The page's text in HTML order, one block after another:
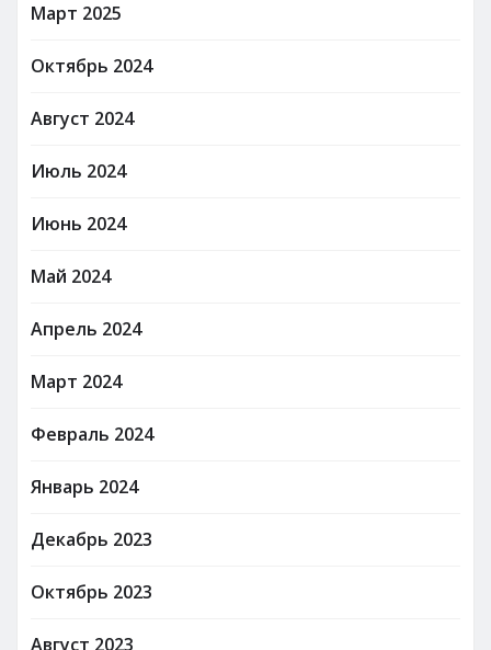
Март 2025
Октябрь 2024
Август 2024
Июль 2024
Июнь 2024
Май 2024
Апрель 2024
Март 2024
Февраль 2024
Январь 2024
Декабрь 2023
Октябрь 2023
Август 2023